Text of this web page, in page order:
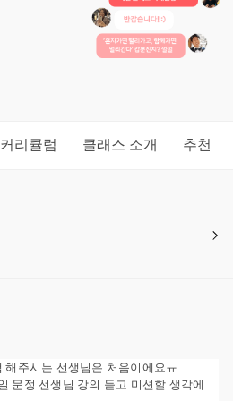
커리큘럼 클래스 소개 추천
해주시는 선생님은 처음이에요ㅠ
문정 선생님 강의 듣고 미션할 생각에